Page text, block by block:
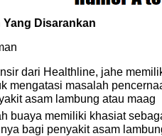
Disarankan
dari Healthline, jahe
mengatasi masalah
asam lambung atau maag
buaya memiliki khasiat
bagi penyakit asam